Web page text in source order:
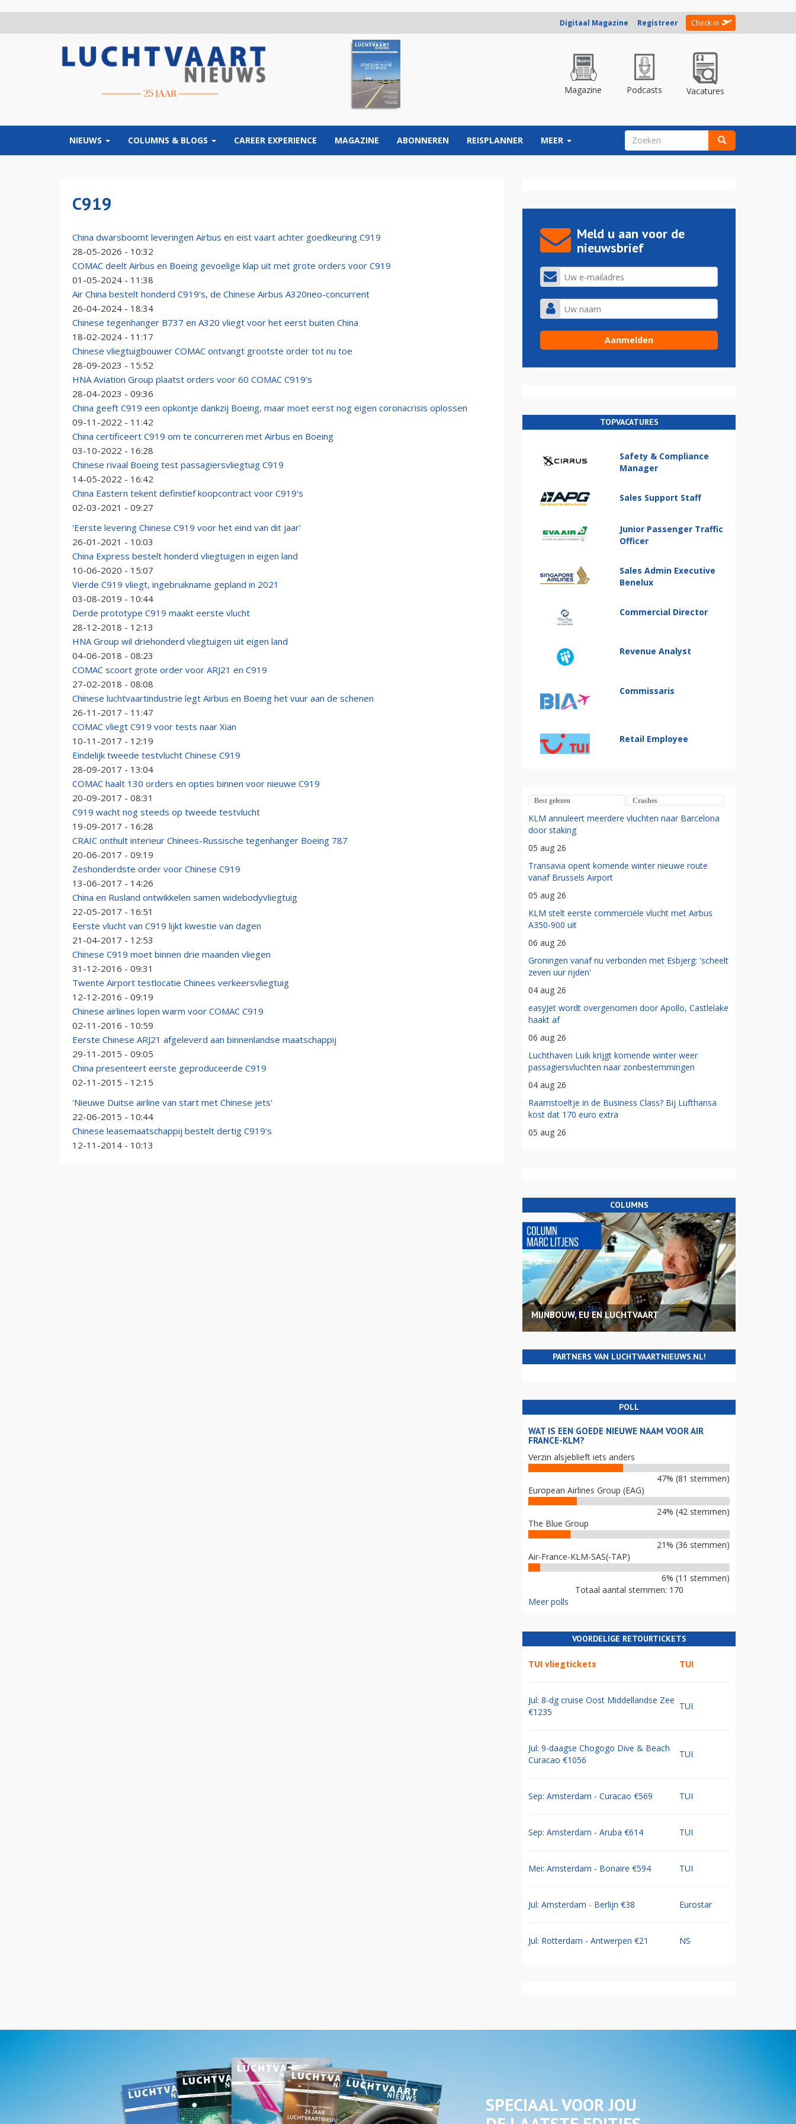
Digitaal Magazine Registreer Check in
Magazine Podcasts Vacatures
NIEUWS COLUMNS & BLOGS CAREER EXPERIENCE MAGAZINE ABONNEREN REISPLANNER MEER ZOEKVELD
C919
China dwarsboomt leveringen Airbus en eist vaart achter goedkeuring C919
28-05-2026 - 10:32
COMAC deelt Airbus en Boeing gevoelige klap uit met grote orders voor C919
01-05-2024 - 11:38
Air China bestelt honderd C919's, de Chinese Airbus A320neo-concurrent
26-04-2024 - 18:34
Chinese tegenhanger B737 en A320 vliegt voor het eerst buiten China
18-02-2024 - 11:17
Chinese vliegtuigbouwer COMAC ontvangt grootste order tot nu toe
28-09-2023 - 15:52
HNA Aviation Group plaatst orders voor 60 COMAC C919’s
28-04-2023 - 09:36
China geeft C919 een opkontje dankzij Boeing, maar moet eerst nog eigen coronacrisis oplossen
09-11-2022 - 11:42
China certificeert C919 om te concurreren met Airbus en Boeing
03-10-2022 - 16:28
Chinese rivaal Boeing test passagiersvliegtuig C919
14-05-2022 - 16:42
China Eastern tekent definitief koopcontract voor C919's
02-03-2021 - 09:27
'Eerste levering Chinese C919 voor het eind van dit jaar'
26-01-2021 - 10:03
China Express bestelt honderd vliegtuigen in eigen land
10-06-2020 - 15:07
Vierde C919 vliegt, ingebruikname gepland in 2021
03-08-2019 - 10:44
Derde prototype C919 maakt eerste vlucht
28-12-2018 - 12:13
HNA Group wil driehonderd vliegtuigen uit eigen land
04-06-2018 - 08:23
COMAC scoort grote order voor ARJ21 en C919
27-02-2018 - 08:08
Chinese luchtvaartindustrie legt Airbus en Boeing het vuur aan de schenen
26-11-2017 - 11:47
COMAC vliegt C919 voor tests naar Xian
10-11-2017 - 12:19
Eindelijk tweede testvlucht Chinese C919
28-09-2017 - 13:04
COMAC haalt 130 orders en opties binnen voor nieuwe C919
20-09-2017 - 08:31
C919 wacht nog steeds op tweede testvlucht
19-09-2017 - 16:28
CRAIC onthult interieur Chinees-Russische tegenhanger Boeing 787
20-06-2017 - 09:19
Zeshonderdste order voor Chinese C919
13-06-2017 - 14:26
China en Rusland ontwikkelen samen widebodyvliegtuig
22-05-2017 - 16:51
Eerste vlucht van C919 lijkt kwestie van dagen
21-04-2017 - 12:53
Chinese C919 moet binnen drie maanden vliegen
31-12-2016 - 09:31
Twente Airport testlocatie Chinees verkeersvliegtuig
12-12-2016 - 09:19
Chinese airlines lopen warm voor COMAC C919
02-11-2016 - 10:59
Eerste Chinese ARJ21 afgeleverd aan binnenlandse maatschappij
29-11-2015 - 09:05
China presenteert eerste geproduceerde C919
02-11-2015 - 12:15
'Nieuwe Duitse airline van start met Chinese jets'
22-06-2015 - 10:44
Chinese leasemaatschappij bestelt dertig C919's
12-11-2014 - 10:13
Meld u aan voor de
nieuwsbrief
TOPVACATURES
Safety & Compliance
Manager
Sales Support Staff
Junior Passenger Traffic
Officer
Sales Admin Executive
Benelux
Commercial Director
Revenue Analyst
Commissaris
Retail Employee
Best gelezen Crashes
KLM annuleert meerdere vluchten naar Barcelona
door staking
05 aug 26
Transavia opent komende winter nieuwe route
vanaf Brussels Airport
05 aug 26
KLM stelt eerste commerciële vlucht met Airbus
A350-900 uit
06 aug 26
Groningen vanaf nu verbonden met Esbjerg: 'scheelt
zeven uur rijden'
04 aug 26
easyJet wordt overgenomen door Apollo, Castlelake
haakt af
06 aug 26
Luchthaven Luik krijgt komende winter weer
passagiersvluchten naar zonbestemmingen
04 aug 26
Raamstoeltje in de Business Class? Bij Lufthansa
kost dat 170 euro extra
05 aug 26
COLUMNS
MIJNBOUW, EU EN LUCHTVAART
PARTNERS VAN LUCHTVAARTNIEUWS.NL!
POLL
WAT IS EEN GOEDE NIEUWE NAAM VOOR AIR
FRANCE-KLM?
Verzin alsjeblieft iets anders
47% (81 stemmen)
European Airlines Group (EAG)
24% (42 stemmen)
The Blue Group
21% (36 stemmen)
Air-France-KLM-SAS(-TAP)
6% (11 stemmen)
Totaal aantal stemmen: 170
Meer polls
VOORDELIGE RETOURTICKETS
TUI vliegtickets TUI
Jul: 8-dg cruise Oost Middellandse Zee
€1235
TUI
Jul: 9-daagse Chogogo Dive & Beach
Curacao €1056
TUI
Sep: Amsterdam - Curacao €569 TUI
Sep: Amsterdam - Aruba €614 TUI
Mei: Amsterdam - Bonaire €594 TUI
Jul: Amsterdam - Berlijn €38 Eurostar
Jul: Rotterdam - Antwerpen €21 NS
SPECIAAL VOOR JOU